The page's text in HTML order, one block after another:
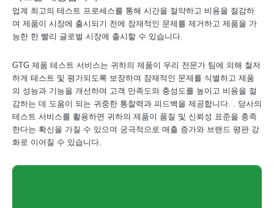
업계 최고의 테스트 프로세스를 통해 시간을 절약하고 비용을 절감하
며 제품이 시장에 출시되기 전에 잠재적인 문제를 제거하고 제품을 가
능한 한 빨리 글로벌 시장에 출시할 수 있습니다.
GTG 제품 테스트 서비스는 귀하의 제품이 우리 전문가 팀에 의해 철저
하게 테스트 및 평가되도록 보장하여 잠재적인 문제를 식별하고 제품
의 성능과 기능을 개선하며 고객 만족도와 충성도를 높이고 비용을 절
감하는 데 도움이 되는 귀중한 통찰력과 피드백을 제공합니다. . 당사의
테스트 서비스를 활용하면 귀하의 제품이 품질 및 신뢰성 표준을 충족
한다는 확신을 가질 수 있으며 궁극적으로 매출 증가와 브랜드 평판 강
화로 이어질 수 있습니다.